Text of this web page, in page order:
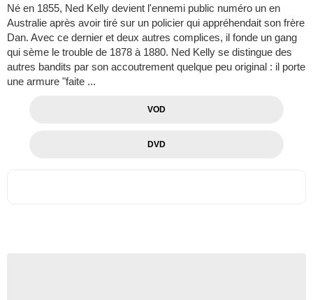
Né en 1855, Ned Kelly devient l'ennemi public numéro un en
Australie après avoir tiré sur un policier qui appréhendait son frère
Dan. Avec ce dernier et deux autres complices, il fonde un gang
qui sème le trouble de 1878 à 1880. Ned Kelly se distingue des
autres bandits par son accoutrement quelque peu original : il porte
une armure "faite ...
VOD
DVD